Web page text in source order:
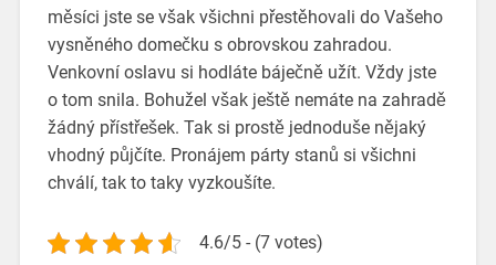
měsíci jste se však všichni přestěhovali do Vašeho
vysněného domečku s obrovskou zahradou.
Venkovní oslavu si hodláte báječně užít. Vždy jste
o tom snila. Bohužel však ještě nemáte na zahradě
žádný přístřešek. Tak si prostě jednoduše nějaký
vhodný půjčíte. Pronájem párty stanů si všichni
chválí, tak to taky vyzkoušíte.
4.6/5 - (7 votes)